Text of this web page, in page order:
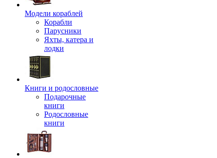
Модели кораблей
Корабли
Парусники
Яхты, катера и
лодки
Книги и родословные
Подарочные
книги
Родословные
книги